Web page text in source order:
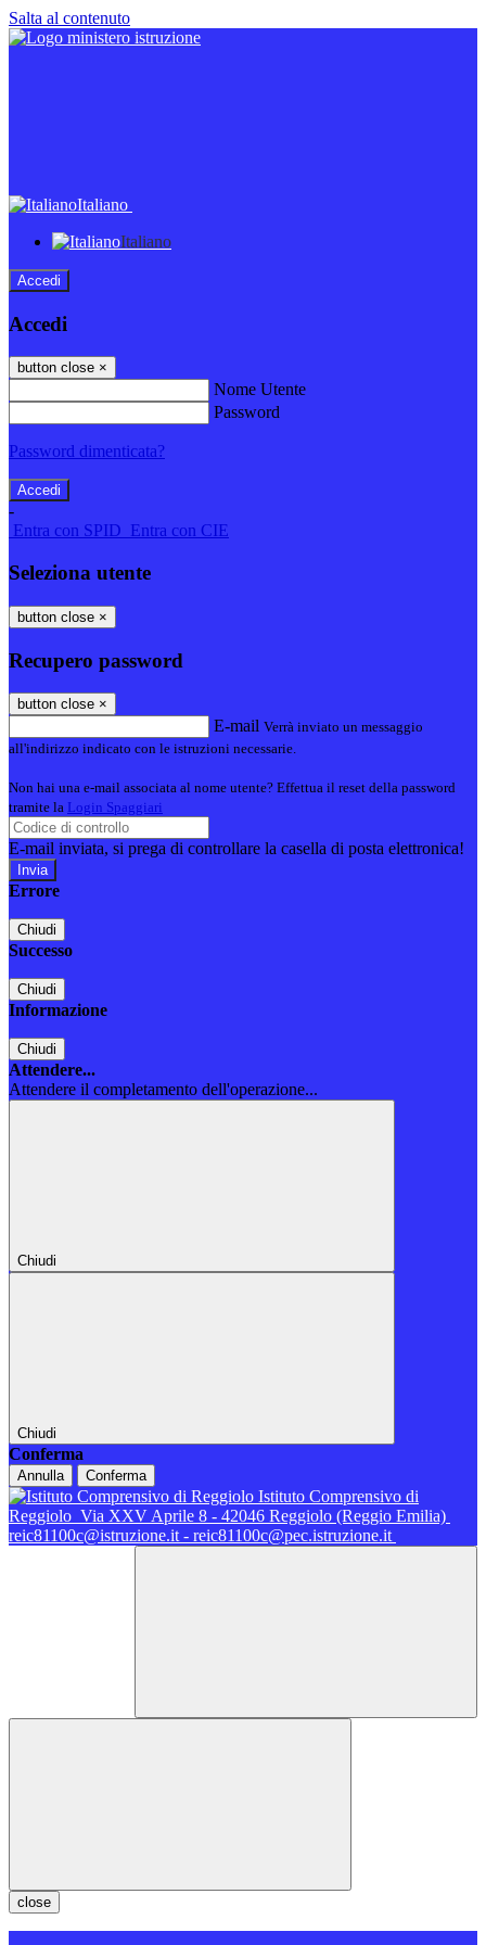
Salta al contenuto
Italiano
Italiano
Accedi
Accedi
button close ×
Nome Utente
Password
Password dimenticata?
-
Entra con SPID Entra con CIE
Seleziona utente
button close ×
Recupero password
button close ×
E-mail Verrà inviato un messaggio
all'indirizzo indicato con le istruzioni necessarie.
Non hai una e-mail associata al nome utente? Effettua il reset della password
tramite la Login Spaggiari
E-mail inviata, si prega di controllare la casella di posta elettronica!
Errore
Chiudi
Successo
Chiudi
Informazione
Chiudi
Attendere...
Attendere il completamento dell'operazione...
Chiudi
Chiudi
Conferma
Annulla Conferma
Istituto Comprensivo di
Reggiolo Via XXV Aprile 8 - 42046 Reggiolo (Reggio Emilia)
reic81100c@istruzione.it - reic81100c@pec.istruzione.it
close